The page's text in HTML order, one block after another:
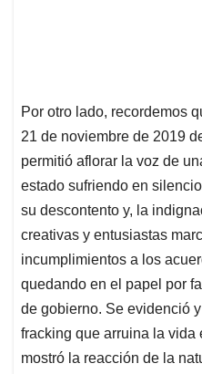
Por otro lado, recordemos
21 de noviembre de 2019
permitió aflorar la voz de
estado sufriendo en
su descontento y, la
creativas y entusiastas
incumplimientos a los
quedando en el papel por
de gobierno. Se evidenció
fracking que arruina la vida
mostró la reacción de la